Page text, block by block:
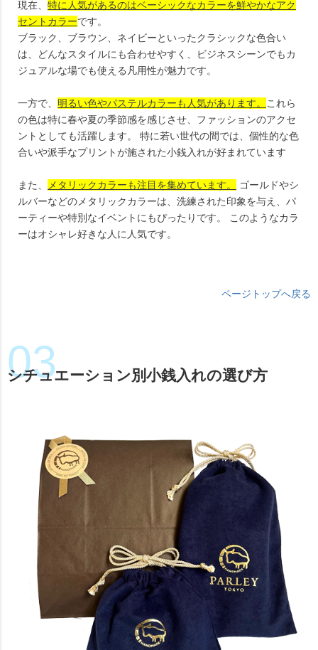
現在、 特に人気があるのはベーシックなカラーを鮮やかなアク
セントカラーです。
ブラック、ブラウン、ネイビーといったクラシックな色合い
は、どんなスタイルにも合わせやすく、ビジネスシーンでもカ
ジュアルな場でも使える凡用性が魅力です。
一方で、 明るい色やパステルカラーも人気があります。
これら
の色は特に春や夏の季節感を感じさせ、ファッションのアクセ
ントとしても活躍します。 特に若い世代の間では、個性的な色
合いや派手なプリントが施された小銭入れが好まれています
また、 メタリックカラーも注目を集めています。
ゴールドやシ
ルバーなどのメタリックカラーは、洗練された印象を与え、パ
ーティーや特別なイベントにもぴったりです。 このようなカラ
ーはオシャレ好きな人に人気です。
ページトップへ戻る
シチュエーション別小銭入れの選び方